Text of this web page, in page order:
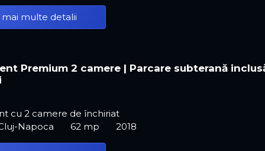
mai multe detalii
Premium 2 camere | Parcare subterană
cu 2 camere de închiriat
Napoca
62 mp 2018